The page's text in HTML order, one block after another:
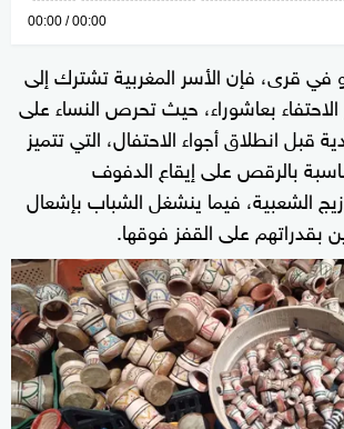
0
0
seconds
00:00 00:00
قرى، فإن الأسر المغربية تشترك إلى
بعاشوراء، حيث تحرص النساء على
قبل انطلاق أجواء الاحتفال، التي تتميز
بالرقص على إيقاع الدفوف
الشعبية، فيما ينشغل الشباب بإشعال
بقدراتهم على القفز فوقها.